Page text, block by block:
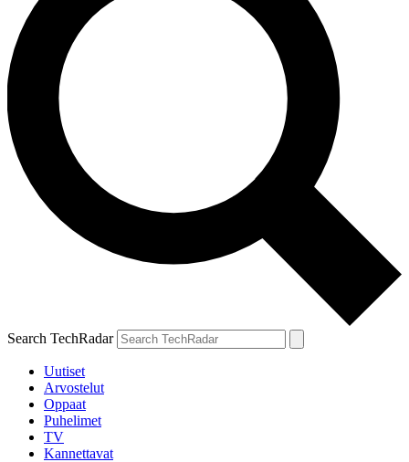
Search TechRadar
Uutiset
Arvostelut
Oppaat
Puhelimet
TV
Kannettavat